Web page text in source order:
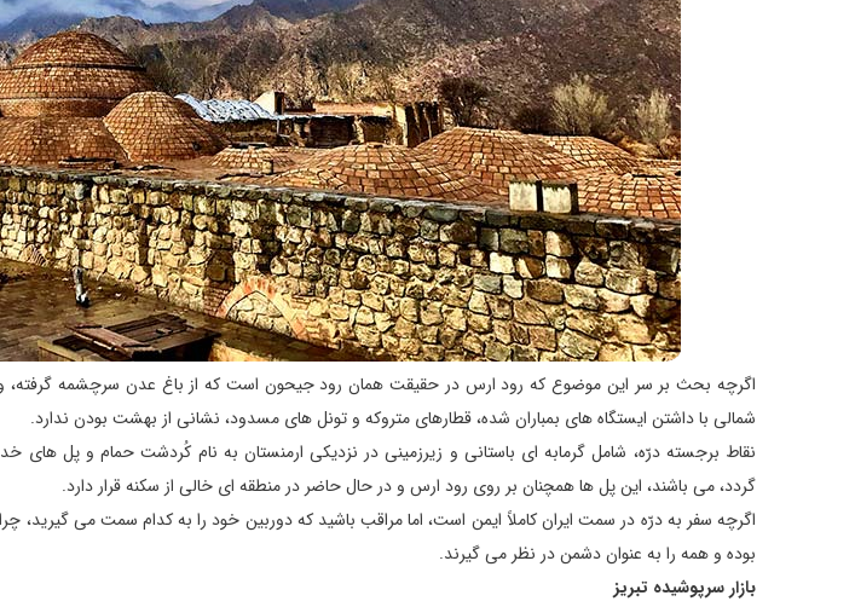
اگرچه بحث بر سر این موضوع كه رود ارس ‌در حقیقت همان رود جیحون است كه از باغ عدن سرچشمه گرفته،
شمالی با داشتن ایستگاه های بمباران شده، قطارهای متروكه و تونل های مسدود، نشانی از بهشت بودن ندارد.
نقاط برجسته درّه، شامل گرمابه ای باستانی و زیرزمینی در نزدیكی ارمنستان به نام كُردشت حمام و پل
گردد، می باشند، این پل ها همچنان بر روی رود ارس و در حال حاضر در منطقه ای خالی از سكنه قرار دارد.
اگرچه سفر به درّه در سمت ایران كاملاً ایمن است، اما مراقب باشید كه دوربین خود را به كدام سمت می گیرید،
بوده و همه را به عنوان دشمن در نظر می گیرند.
بازار سرپوشیده تبریز